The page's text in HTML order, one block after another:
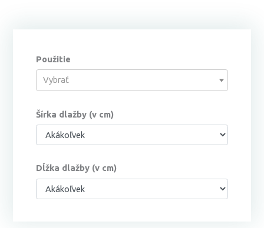
Použitie
Vybrať
Šírka dlažby (v cm)
Dĺžka dlažby (v cm)